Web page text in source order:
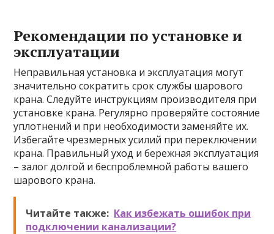
Рекомендации по установке и
эксплуатации
Неправильная установка и эксплуатация могут
значительно сократить срок службы шарового
крана. Следуйте инструкциям производителя при
установке крана. Регулярно проверяйте состояние
уплотнений и при необходимости заменяйте их.
Избегайте чрезмерных усилий при переключении
крана. Правильный уход и бережная эксплуатация
– залог долгой и беспроблемной работы вашего
шарового крана.
Читайте также: Как избежать ошибок при
подключении канализации?